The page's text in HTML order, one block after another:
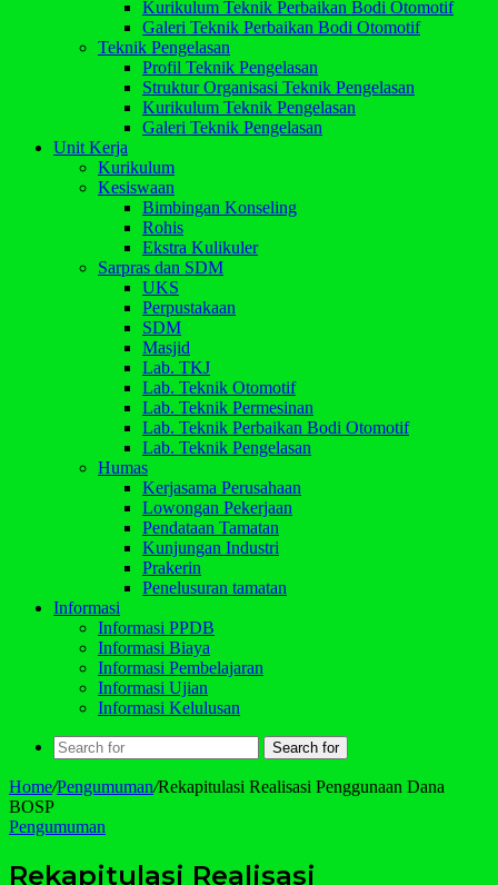
Kurikulum Teknik Perbaikan Bodi Otomotif
Galeri Teknik Perbaikan Bodi Otomotif
Teknik Pengelasan
Profil Teknik Pengelasan
Struktur Organisasi Teknik Pengelasan
Kurikulum Teknik Pengelasan
Galeri Teknik Pengelasan
Unit Kerja
Kurikulum
Kesiswaan
Bimbingan Konseling
Rohis
Ekstra Kulikuler
Sarpras dan SDM
UKS
Perpustakaan
SDM
Masjid
Lab. TKJ
Lab. Teknik Otomotif
Lab. Teknik Permesinan
Lab. Teknik Perbaikan Bodi Otomotif
Lab. Teknik Pengelasan
Humas
Kerjasama Perusahaan
Lowongan Pekerjaan
Pendataan Tamatan
Kunjungan Industri
Prakerin
Penelusuran tamatan
Informasi
Informasi PPDB
Informasi Biaya
Informasi Pembelajaran
Informasi Ujian
Informasi Kelulusan
Search for
Home/Pengumuman/Rekapitulasi Realisasi Penggunaan Dana
BOSP
Pengumuman
Rekapitulasi Realisasi